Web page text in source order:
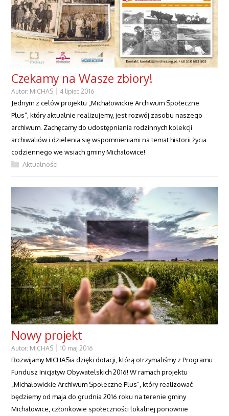
Czekamy na Wasze zbiory!
Autor: MICHAS 4 lipiec 2016
Jednym z celów projektu „Michałowickie Archiwum Społeczne
Plus”, który aktualnie realizujemy, jest rozwój zasobu naszego
archiwum. Zachęcamy do udostępniania rodzinnych kolekcji
archiwaliów i dzielenia się wspomnieniami na temat historii życia
codziennego we wsiach gminy Michałowice!
Aktualności
Nowy projekt
Autor: MICHAS 10 maj 2016
Rozwijamy MICHASia dzięki dotacji, którą otrzymaliśmy z Programu
Fundusz Inicjatyw Obywatelskich 2016! W ramach projektu
„Michałowickie Archiwum Społeczne Plus”, który realizować
będziemy od maja do grudnia 2016 roku na terenie gminy
Michałowice, członkowie społeczności lokalnej ponownie